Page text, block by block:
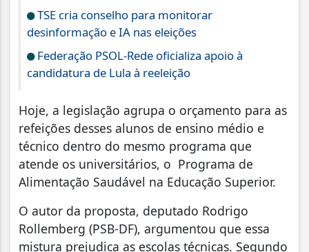
TSE cria conselho para monitorar
desinformação e IA nas eleições
Federação PSOL-Rede oficializa apoio à
candidatura de Lula à reeleição
Hoje, a legislação agrupa o orçamento para as
refeições desses alunos de ensino médio e
técnico dentro do mesmo programa que
atende os universitários, o Programa de
Alimentação Saudável na Educação Superior.
O autor da proposta, deputado Rodrigo
Rollemberg (PSB-DF), argumentou que essa
mistura prejudica as escolas técnicas. Segundo